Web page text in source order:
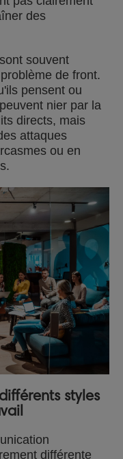
des
souvent
de front.
pensent ou
nier par la
directs, mais
attaques
ou en
styles
différente